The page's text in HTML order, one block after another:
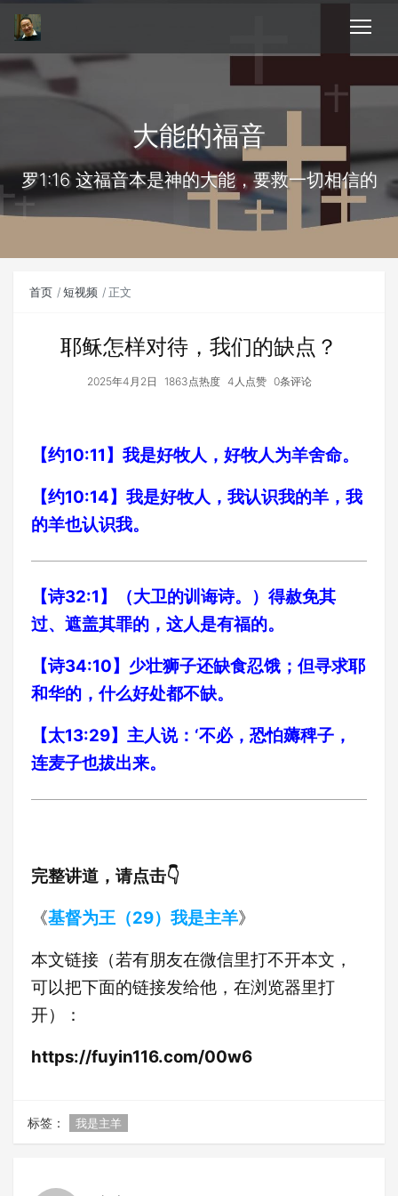
大能的福音
罗1:16 这福音本是神的大能，要救一切相信的
首页 短视频 正文
耶稣怎样对待，我们的缺点？
2025年4月2日 1863点热度 4人点赞 0条评论
【约10:11】我是好牧人，好牧人为羊舍命。
【约10:14】我是好牧人，我认识我的羊，我
的羊也认识我。
【诗32:1】（大卫的训诲诗。）得赦免其
过、遮盖其罪的，这人是有福的。
【诗34:10】少壮狮子还缺食忍饿；但寻求耶
和华的，什么好处都不缺。
【太13:29】主人说：‘不必，恐怕薅稗子，
连麦子也拔出来。
完整讲道，请点击👇
《基督为王（29）我是主羊》
本文链接（若有朋友在微信里打不开本文，
可以把下面的链接发给他，在浏览器里打
开）：
https://fuyin116.com/00w6
标签： 我是主羊